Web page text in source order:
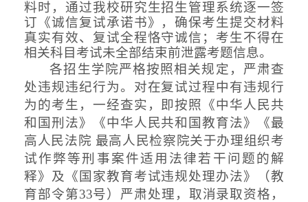
料时，通过我校研究生招生管理系统逐一签
订《诚信复试承诺书》，确保考生提交材料
真实有效、复试全程恪守诚信 ； 考生不得在
相关科目考试未全部结束前泄露考题信息。
各招生学院严格按照相关规定，严肃查
处违规违纪行为。对在复试过程中有违规行
为的考生，一经查实，即按照
《中华人民共
和国刑法》《中华人民共和国教育法》《最
高人民法院 最高人民检察院关于办理组织考
试作弊等刑事案件适用法律若干问题的解
释》及《国家教育考试违规处理办法》（教
育部令第33号）严肃处理 ，取消录取资格，